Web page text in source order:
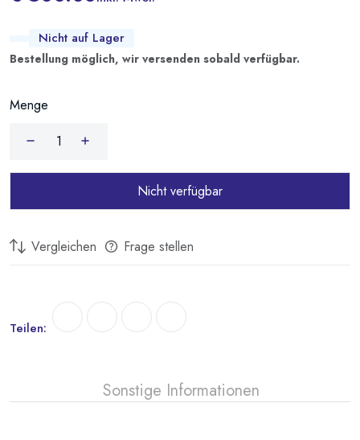
Nicht auf Lager
Bestellung möglich, wir versenden sobald verfügbar.
Menge
Nicht verfügbar
Vergleichen Frage stellen
Teilen:
Sonstige Informationen